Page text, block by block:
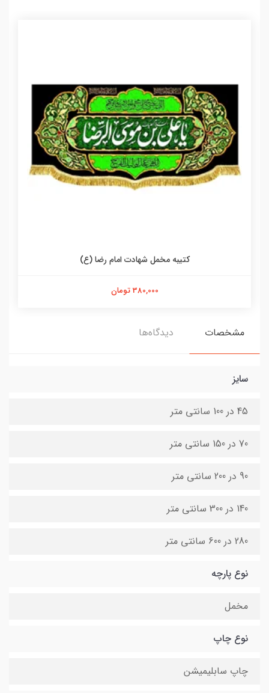
کتیبه مخمل شهادت امام رضا (ع)
380,000 تومان
مشخصات دیدگاه‌ها
سایز
45 در 100 سانتی متر
70 در 150 سانتی متر
90 در 200 سانتی متر
140 در 300 سانتی متر
280 در 600 سانتی متر
نوع پارچه
مخمل
نوع چاپ
چاپ سابلیمیشن